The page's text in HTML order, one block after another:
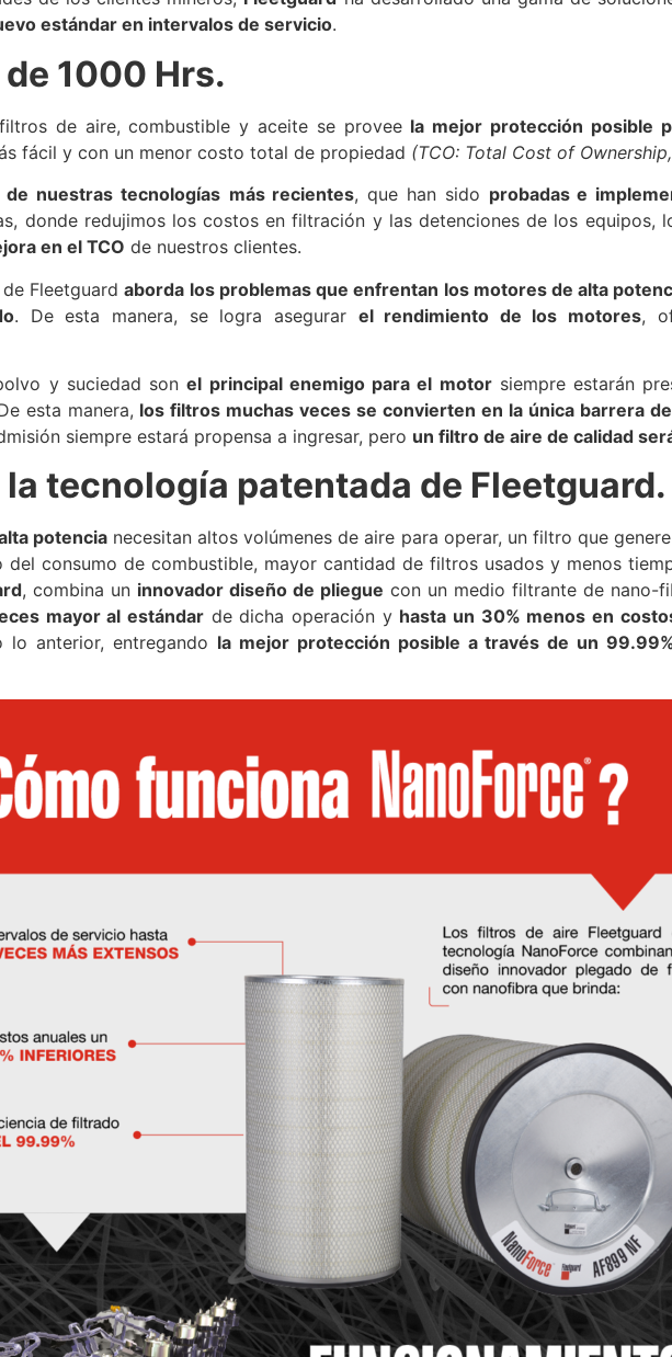
estándar en intervalos de servicio.
1000 Hrs.
de aire, combustible y aceite se provee la mejor protección posible
fácil y con un menor costo total de propiedad (TCO: Total Cost of
nuestras tecnologías más recientes, que han sido probadas e
donde redujimos los costos en filtración y las detenciones de los equipos,
en el TCO de nuestros clientes.
Fleetguardaborda los problemas que enfrentan los motores de alta
. De esta manera, se logra asegurar el rendimiento de los motores,
y suciedad sonel principal enemigo para el motorsiempre estarán
esta manera, los filtros muchas veces se convierten en la única barrera
siempre estará propensa a ingresar, pero un filtro de aire de calidad
la tecnología patentada de Fleetguard.
potencia necesitan altos volúmenes de aire para operar, un filtro que
del consumo de combustible, mayor cantidad de filtros usados y menos
, combina un innovador diseño de pliegue con un medio filtrante de nano-
mayor al estándar de dicha operación y hasta un 30% menos en
lo anterior, entregando la mejor protección posible a través de un